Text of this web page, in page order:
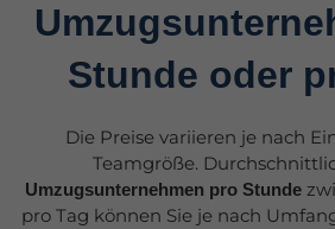
Stunde oder
Die Preise variieren je nach
Teamgröße.
Umzugsunternehmen pro Stunde
pro Tag können Sie je nach